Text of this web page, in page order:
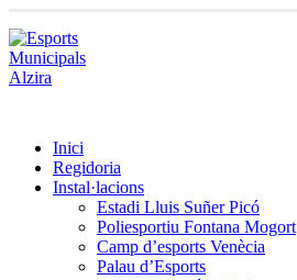
Inici
Regidoria
Instal·lacions
Estadi Lluis Suñer Picó
Poliesportiu Fontana Mogort
Camp d’esports Venècia
Palau d’Esports